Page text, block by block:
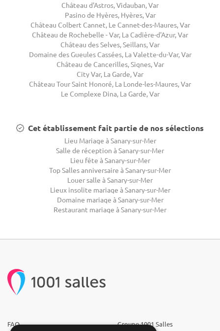
Château d'Astros, Vidauban, Var
Pasino de Hyères, Hyères, Var
Château Colbert Cannet, Le Cannet-des-Maures, Var
Château de Rochebelle - Var, La Cadière-d'Azur, Var
Château des Selves, Seillans, Var
Domaine des Gueules Cassées, La Valette-du-Var, Var
Château de Cancerilles, Signes, Var
City Var, La Garde, Var
Château Tour Saint Honoré, La Londe-les-Maures, Var
Le Complexe Dina, La Garde, Var
Cet établissement fait partie de nos sélections
Lieu Mariage à Sanary-sur-Mer
Salle de réception à Sanary-sur-Mer
Lieu fête à Sanary-sur-Mer
Top Salles anniversaire à Sanary-sur-Mer
Louer salle à Sanary-sur-Mer
Lieux insolite mariage à Sanary-sur-Mer
Domaine mariage à Sanary-sur-Mer
Restaurant mariage à Sanary-sur-Mer
FAQ Groupe 1001 Salles